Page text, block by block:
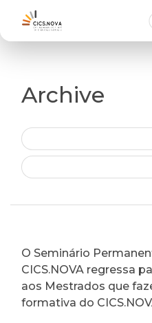
Archive
O Seminário
CICS.NOVA regressa
aos Mestrados que
formativa do